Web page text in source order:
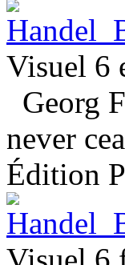
Visuel 6
Georg
never
Édition